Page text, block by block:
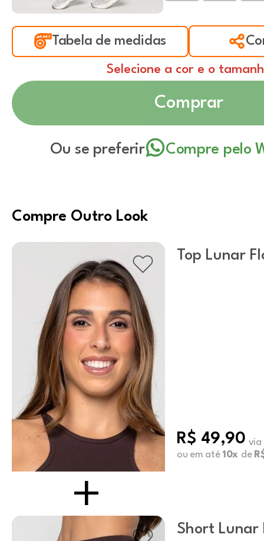
Tabela de medidas
Selecione a cor e o
Comprar
Ou se preferir Compre pelo
Compre Outro Look
Top Lunar
R$ 49,90 via
ou em até 10x de
Short Lunar